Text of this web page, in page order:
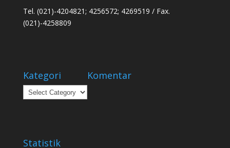
Tel. (021)-4204821; 4256572; 4269519 / Fax.
(021)-4258809
Kategori
Kategori
Komentar
Statistik